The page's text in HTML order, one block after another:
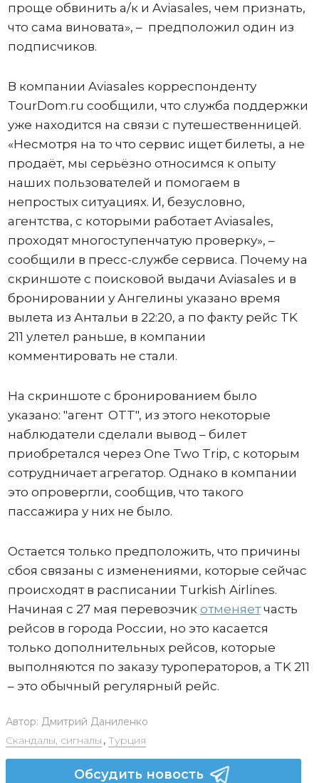
проще обвинить а/к и Aviasales, чем признать,
что сама виновата», – предположил один из
подписчиков.
В компании Aviasales корреспонденту
TourDom.ru сообщили, что служба поддержки
уже находится на связи с путешественницей.
«Несмотря на то что сервис ищет билеты, а не
продаёт, мы серьёзно относимся к опыту
наших пользователей и помогаем в
непростых ситуациях. И, безусловно,
агентства, с которыми работает Aviasales,
проходят многоступенчатую проверку», –
сообщили в пресс-службе сервиса. Почему на
скриншоте c поисковой выдачи Aviasales и в
бронировании у Ангелины указано время
вылета из Антальи в 22:20, а по факту рейс TK
211 улетел раньше, в компании
комментировать не стали.
На скриншоте с бронированием было
указано: "агент OTT", из этого некоторые
наблюдатели сделали вывод – билет
приобретался через One Two Trip, с которым
сотрудничает агрегатор. Однако в компании
это опровергли, сообщив, что такого
пассажира у них не было.
Остается только предположить, что причины
сбоя связаны с изменениями, которые сейчас
происходят в расписании Turkish Airlines.
Начиная с 27 мая перевозчик отменяетчасть
рейсов в города России, но это касается
только дополнительных рейсов, которые
выполняются по заказу туроператоров, а TK 211
– это обычный регулярный рейс.
Автор: Дмитрий Даниленко
Скандалы, сигналы , Турция
Обсудить новость